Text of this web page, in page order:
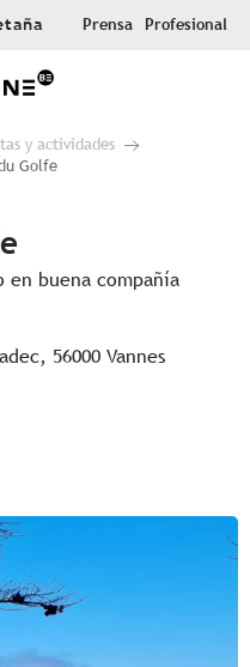
Prensa Profesional
y actividades
Golfe
en buena compañía
56000 Vannes